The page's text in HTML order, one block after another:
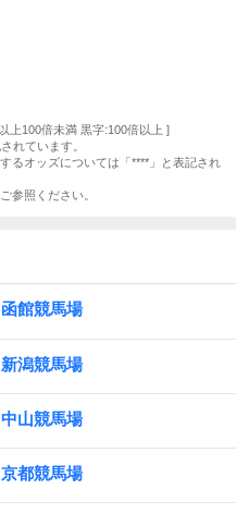
上100倍未満 黒字:100倍以上 ]
れています。
るオッズについては「****」と表記され
参照ください。
函館競馬場
新潟競馬場
中山競馬場
京都競馬場